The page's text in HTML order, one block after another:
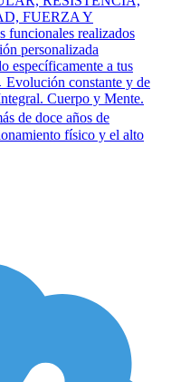
FUERZA Y
realizados
personalizada
específicamente a tus
Evolución constante y de
Cuerpo y Mente.
de doce años de
físico y el alto